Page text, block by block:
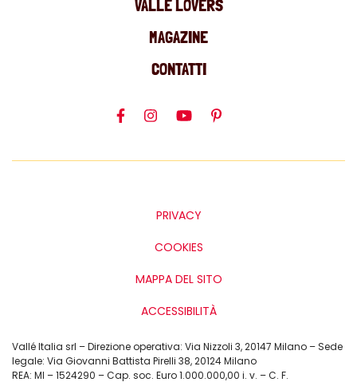
VALLÉ LOVERS
MAGAZINE
CONTATTI
PRIVACY
COOKIES
MAPPA DEL SITO
ACCESSIBILITÀ
Vallé Italia srl – Direzione operativa: Via Nizzoli 3, 20147 Milano – Sede
legale: Via Giovanni Battista Pirelli 38, 20124 Milano
REA: MI – 1524290 – Cap. soc. Euro 1.000.000,00 i. v. – C. F.